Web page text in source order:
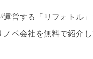
営する「リフォトル
ベ会社を無料で紹介